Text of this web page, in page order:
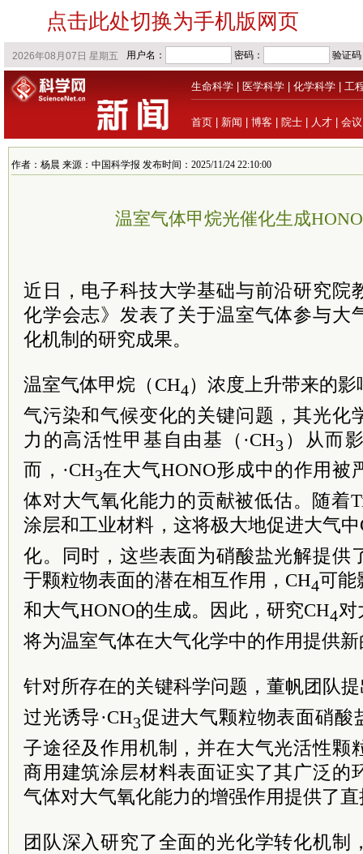
点击此处切换为手机版网页
生命科学 医学科学 化学科学 工
首页 新闻 博客 院士 人才 会议
作者：杨晨 来源：中国科学报 发布时间：2025/11/24 22:10:00
温室气体甲烷光催化生成
近日，电子科技大学基础与前沿研究院
化学会志》发表了关于温室气体参与大
化机制的研究成果。
温室气体甲烷（CH4）浓度上升带来的
气污染和气候变化的关键问题，其光化
力的高活性甲基自由基（·CH3 ）从而
而，·CH3在大气HONO形成中的作用被
体对大气氧化能力的贡献被低估。随着
涂层和工业材料，这将极大地促进大气
化。同时，这些表面为硝酸盐光解提供
于颗粒物表面的潜在相互作用，CH4可能
和大气HONO的生成。因此，研究CH4对
将为温室气体在大气化学中的作用提供
针对所存在的关键科学问题，董帆团队
过光诱导·CH3促进大气颗粒物表面硝酸
子途径及作用机制，并在大气光活性颗
商用建筑涂层材料表面证实了其广泛的
气体对大气氧化能力的增强作用提供了
团队深入研究了全面的光化学转化机制